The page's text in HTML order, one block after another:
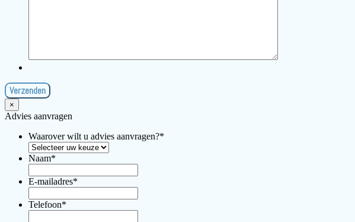
×
Advies aanvragen
Waarover wilt u advies aanvragen?*
Naam*
E-mailadres*
Telefoon*